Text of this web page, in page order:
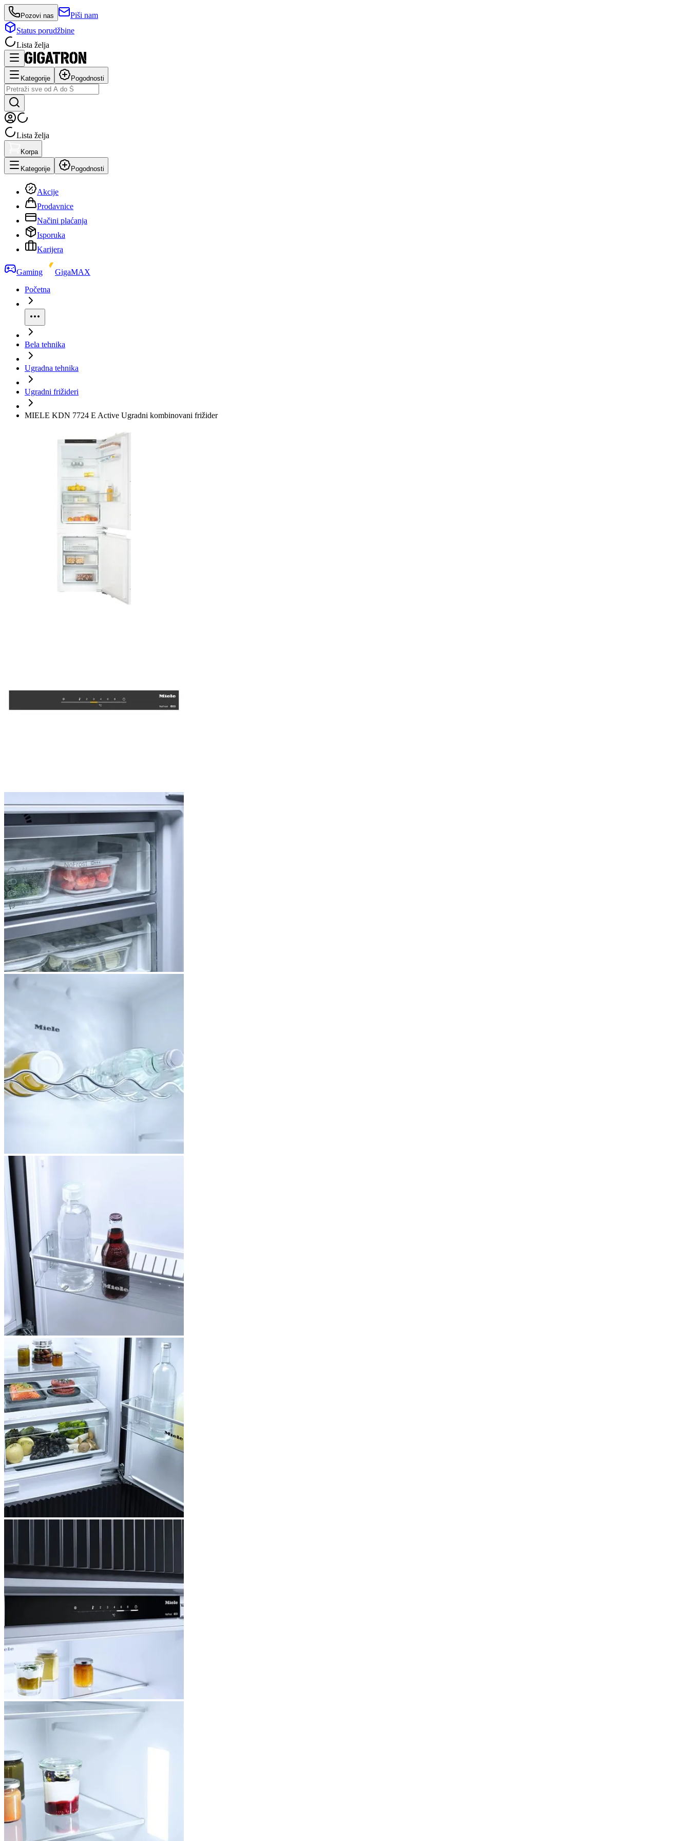
Pozovi nas
Piši nam
Status porudžbine
Lista želja
Kategorije Pogodnosti
Lista želja
Korpa
Kategorije Pogodnosti
Akcije
Prodavnice
Načini plaćanja
Isporuka
Karijera
Gaming
GigaMAX
Početna
Bela tehnika
Ugradna tehnika
Ugradni frižideri
MIELE KDN 7724 E Active Ugradni kombinovani frižider